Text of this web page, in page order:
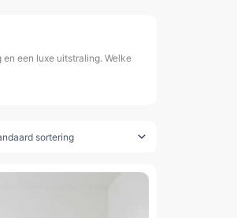
een luxe uitstraling. Welke